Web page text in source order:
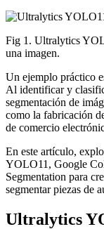
Fig 1. Ultralytics
una imagen.
Un ejemplo práctico
Al identificar y
segmentación de
como la fabricación
de comercio
En este artículo,
YOLO11, Google
Segmentation para
segmentar piezas de
Ultralytics